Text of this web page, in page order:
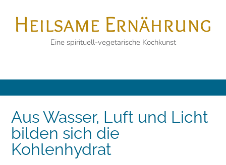
contentHeilsame Ernährung
Eine spirituell-vegetarische Kochkunst
Aus Wasser, Luft und Licht
bilden sich die
Kohlenhydrat